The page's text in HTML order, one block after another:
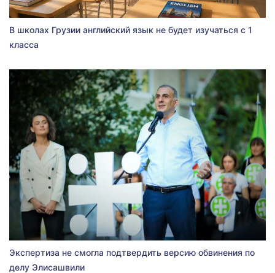
В школах Грузии английский язык не будет изучаться с 1
класса
Экспертиза не смогла подтвердить версию обвинения по
делу Элисашвили